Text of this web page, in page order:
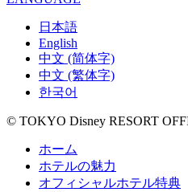
日本語
English
中文 (简体字)
中文 (繁体字)
한국어
© TOKYO Disney RESORT
ホーム
ホテルの魅力
オフィシャルホテル特典